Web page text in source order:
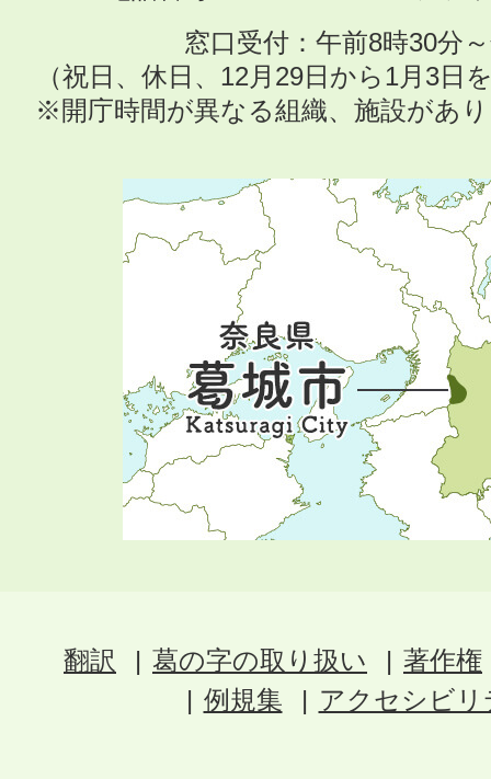
窓口受付：午前8時30分
（祝日、休日、12月29日から1月3日
※開庁時間が異なる組織、施設があ
翻訳 葛の字の取り扱い
著作権
例規集
アクセシビ